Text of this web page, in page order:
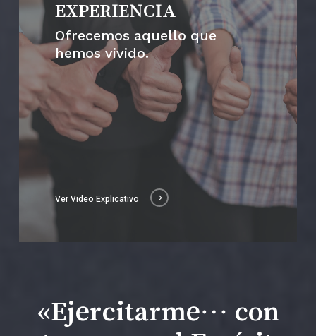
EXPERIENCIA
Ofrecemos aquello que
hemos vivido.
Ver Video Explicativo
«Ejercitarme… con